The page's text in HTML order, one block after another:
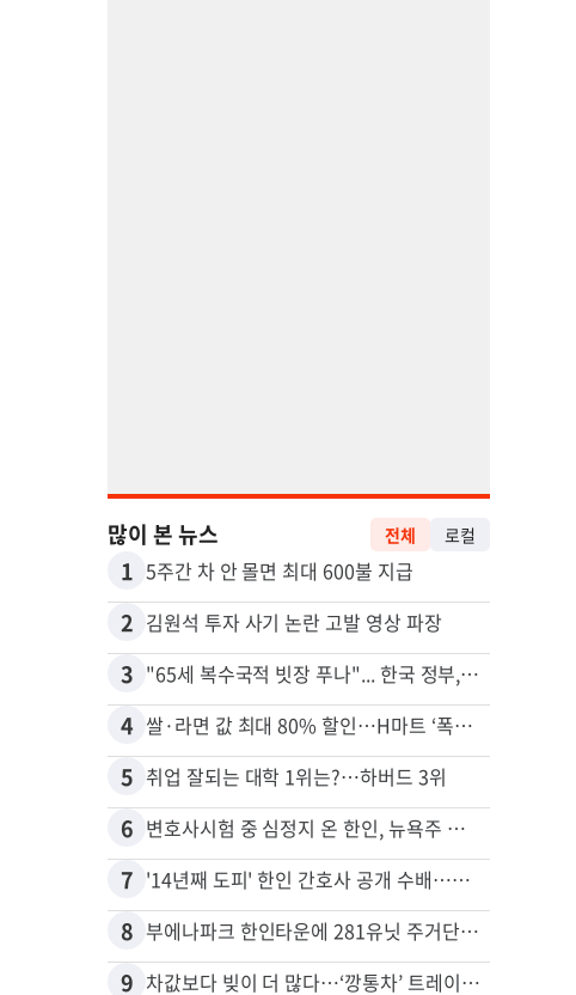
많이 본 뉴스 전체 로컬
1 5주간 차 안 몰면 최대 600불 지급
2 김원석 투자 사기 논란 고발 영상 파장
3 "65세 복수국적 빗장 푸나"... 한국 정부, 연령 완화 전면 추진
4 쌀·라면 값 최대 80% 할인…H마트 ‘폭탄 세일’
5 취업 잘되는 대학 1위는?…하버드 3위
6 변호사시험 중 심정지 온 한인, 뉴욕주 제소
7 '14년째 도피' 한인 간호사 공개 수배…메디케어 사기 유죄
8 부에나파크 한인타운에 281유닛 주거단지 들어선다
9 차값보다 빚이 더 많다…‘깡통차’ 트레이드인 급증